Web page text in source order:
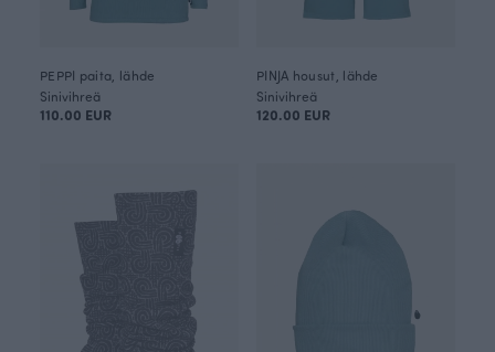
PEPPI paita, lähde
Sinivihreä
110.00 EUR
PINJA housut, lähde
Sinivihreä
120.00 EUR